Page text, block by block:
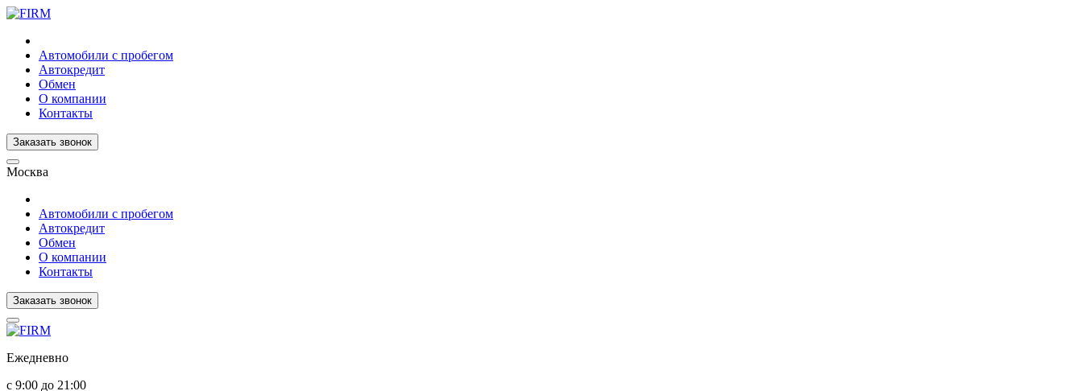
Автомобили с пробегом
Автокредит
Обмен
О компании
Контакты
Заказать звонок
Москва
Автомобили с пробегом
Автокредит
Обмен
О компании
Контакты
Заказать звонок
Ежедневно
с 9:00 до 21:00